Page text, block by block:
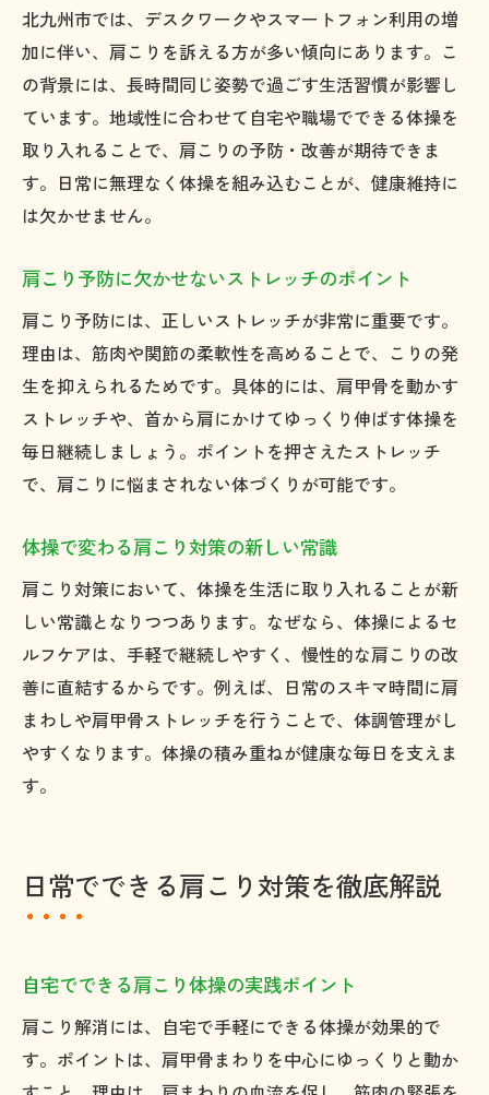
地域性を活かした肩こり解消体操の工夫
肩甲骨はがし体操が北九州市で人気の理由
北九州市の肩こり対策体操の実践事例
肩こり体操教室の選び方と活用ポイント
肩こりの原因と体操による予防ポイント
肩こりの主な原因を正しく理解する方法
肩こりに悩む人が知っておくべき生活習慣
肩こりを防ぐための姿勢と動作のコツ
体操が肩こり予防に効果的な理由とは
肩こり体操を取り入れた予防習慣の作り方
肩まわりをほぐす簡単ストレッチ術
肩こりを和らげる簡単ストレッチの紹介
肩甲骨まわりを柔らかくするストレッチ法
忙しい人でも続けやすい肩こり解消術
チ
肩まわりの筋肉をゆるめる体操のコツ
手軽にできる肩こりストレッチ習慣のすす
め
快適生活へ肩こり体操の実践をおすすめ
肩こり体操を続けるモチベーション維持術
肩こり体操を家族や職場で広めるメリット
北九州市では、デスクワークやスマートフォン利用の増
加に伴い、肩こりを訴える方が多い傾向にあります。こ
の背景には、長時間同じ姿勢で過ごす生活習慣が影響し
ています。地域性に合わせて自宅や職場でできる体操を
取り入れることで、肩こりの予防・改善が期待できま
す。日常に無理なく体操を組み込むことが、健康維持に
は欠かせません。
肩こり予防に欠かせないストレッチのポイント
肩こり予防には、正しいストレッチが非常に重要です。
理由は、筋肉や関節の柔軟性を高めることで、こりの発
生を抑えられるためです。具体的には、肩甲骨を動かす
ストレッチや、首から肩にかけてゆっくり伸ばす体操を
毎日継続しましょう。ポイントを押さえたストレッチ
で、肩こりに悩まされない体づくりが可能です。
体操で変わる肩こり対策の新しい常識
肩こり対策において、体操を生活に取り入れることが新
しい常識となりつつあります。なぜなら、体操によるセ
ルフケアは、手軽で継続しやすく、慢性的な肩こりの改
善に直結するからです。例えば、日常のスキマ時間に肩
まわしや肩甲骨ストレッチを行うことで、体調管理がし
やすくなります。体操の積み重ねが健康な毎日を支えま
す。
日常でできる肩こり対策を徹底解説
自宅でできる肩こり体操の実践ポイント
肩こり解消には、自宅で手軽にできる体操が効果的で
す。ポイントは、肩甲骨まわりを中心にゆっくりと動か